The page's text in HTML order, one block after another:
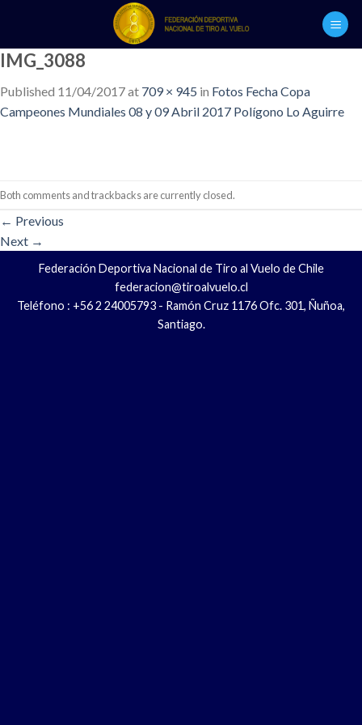
content
IMG_3088
Published 11/04/2017at 709 × 945 in Fotos Fecha Copa
Campeones Mundiales 08 y 09 Abril 2017 Polígono Lo Aguirre
Both comments and trackbacks are currently closed.
← Previous
Next →
Federación Deportiva Nacional de Tiro al Vuelo de Chile
federacion@tiroalvuelo.cl
Teléfono : +56 2 24005793 - Ramón Cruz 1176 Ofc. 301, Ñuñoa,
Santiago.